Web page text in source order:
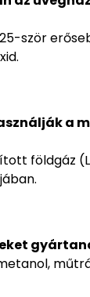
ször
a
földgáz